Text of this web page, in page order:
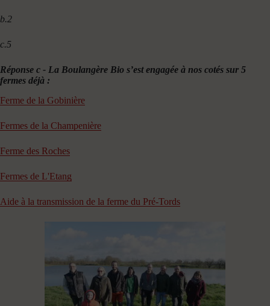
b.2
c.5
Réponse c - La Boulangère Bio s’est engagée à nos cotés sur 5
fermes déjà :
Ferme de la Gobinière
Fermes de la Champenière
Ferme des Roches
Fermes de L'Etang
Aide à la transmission de la ferme du Pré-Tords